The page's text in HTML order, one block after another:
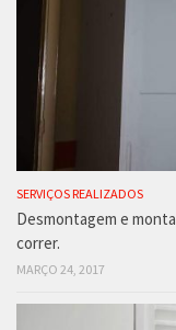
SERVIÇOS REALIZADOS
Desmontagem e
correr.
MARÇO 24, 2017